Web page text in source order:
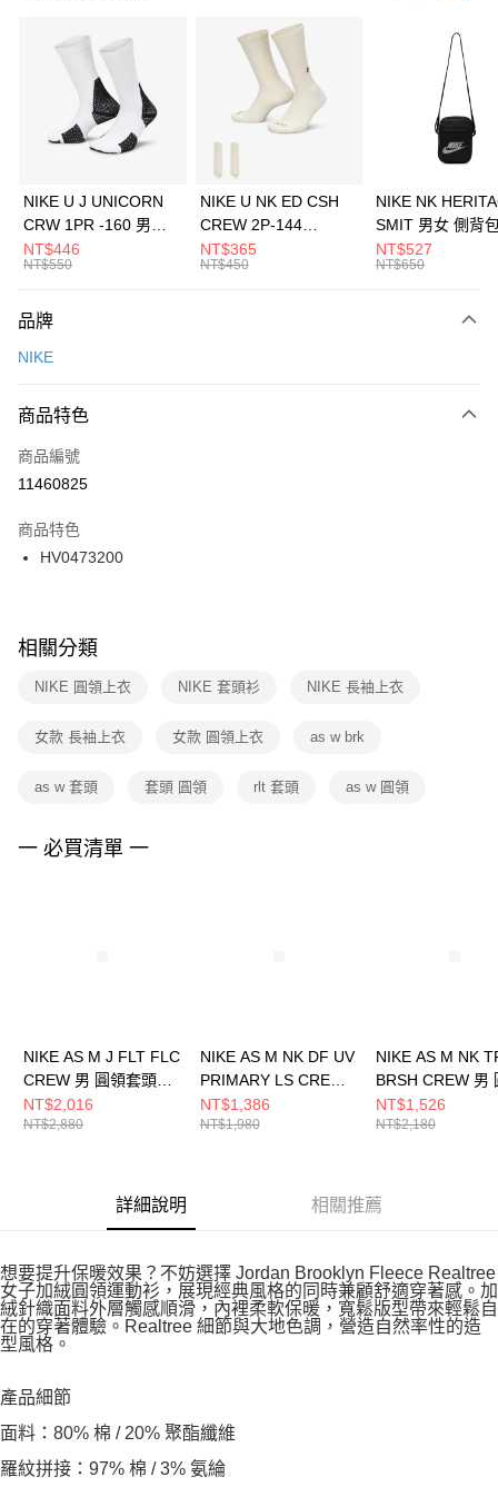
3 期 0 利率 每期 21家銀行
合作金庫商業銀行
第一商業銀行
華南商業銀行
彰化商業銀行
上海商業儲蓄銀行
元大商業銀行
台灣樂天信用卡公司
Apple Pay
全盈+PAY
AFTEE先享後付
【關於「AFTEE先享後付」】
便利好安心！
３．安心：先確認商品／服務後，再付款。
【「AFTEE先享後付」結帳流程】
１．於結帳方式選擇「AFTEE先享後付」後，將跳轉至「AFTEE先享後付」
２．訂單成立數日內，您將收到繳費通知簡訊。
３．收到繳費通知簡訊後14天內，點擊此簡訊中的連結，可透過四大超商／
ATM／網路銀行／等多元方式進行付款，方視為交易完成。
※ 交易是否成功請以「AFTEE先享後付 」之結帳頁面顯示為準，若有關於
是否繳費成功／繳費後需取消欲退款等相關疑問，請聯繫「AFTEE先享後付
客戶支援中心」https://netprotections.freshdesk.com/support/home
１．透過由恩沛科技股份有限公司提供之「AFTEE先享後付」服務完成之交
權轉讓予恩沛科技股份有限公司。
３．未成年的使用者請事先徵得法定代理人或監護人之同意方可使用
「AFTEE先享後付」，若未經同意申辦者引起之損失，本公司不負相關責
運送方式
每筆NT$100，滿NT$1,500(含以上)免運費
宅配
每筆NT$100，滿NT$1,500(含以上)免運費
付款後門市自取
每筆NT$100，滿NT$1,500(含以上)免運費
NIKE U J UNICORN
CRW 1PR -160 男女
中統襪 FZ3393100
NT$446
NT$550
NIKE U NK ED CSH
CREW 2P-144
EMBRDY 男女 短統襪
FZ3073133
NT$365
NT$450
NIKE NK
SMIT 男女 側背
BA5871010
NT$527
NT$650
品牌
NIKE
商品特色
商品編號
11460825
商品特色
HV0473200
相關分類
NIKE 圓領上衣 NIKE 套頭衫 NIKE 長袖上衣
女款 長袖上衣 女款 圓領上衣 as w brk
as w 套頭 套頭 圓領 rlt 套頭 as w 圓領
一 必買清單 一
NIKE AS M J FLT FLC
CREW 男 圓領套頭衫
FV7260010
NT$2,016
NT$2,880
NIKE AS M NK DF UV
PRIMARY LS CREW
男 圓領套頭衫
FZ0972251
NT$1,386
NT$1,980
NIKE AS M NK
BRSH CREW 男
套頭衫
NT$1,526
NT$2,180
詳細說明 相關推薦
想要提升保暖效果？不妨選擇 Jordan Brooklyn Fleece Realtree
女子加絨圓領運動衫，展現經典風格的同時兼顧舒適穿著感。加
絨針織面料外層觸感順滑，內裡柔軟保暖，寬鬆版型帶來輕鬆自
在的穿著體驗。Realtree 細節與大地色調，營造自然率性的造
型風格。
產品細節
面料：80% 棉 / 20% 聚酯纖維
羅紋拼接：97% 棉 / 3% 氨綸